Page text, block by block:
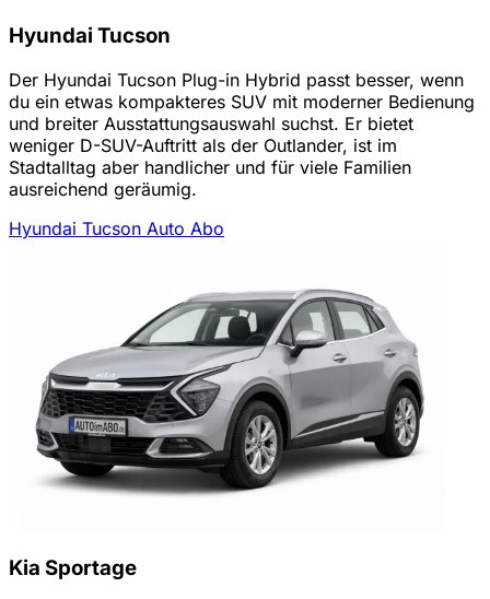
Hyundai Tucson
Der Hyundai Tucson Plug-in Hybrid passt besser, wenn
du ein etwas kompakteres SUV mit moderner Bedienung
und breiter Ausstattungsauswahl suchst. Er bietet
weniger D-SUV-Auftritt als der Outlander, ist im
Stadtalltag aber handlicher und für viele Familien
ausreichend geräumig.
Hyundai Tucson Auto Abo
Kia Sportage